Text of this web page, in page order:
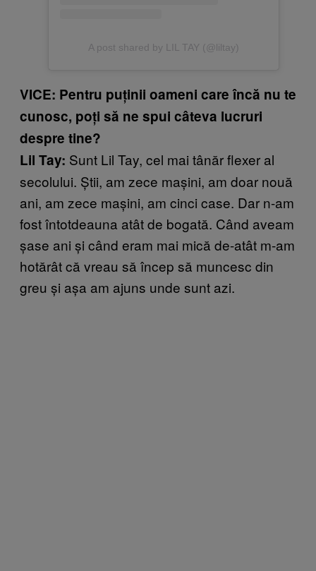
A post shared by LIL TAY (@liltay)
VICE: Pentru puținii oameni care încă nu te
cunosc, poți să ne spui câteva lucruri
despre tine?
Lil Tay: Sunt Lil Tay, cel mai tânăr flexer al
secolului. Știi, am zece mașini, am doar nouă
ani, am zece mașini, am cinci case. Dar n-am
fost întotdeauna atât de bogată. Când aveam
șase ani și când eram mai mică de-atât m-am
hotărât că vreau să încep să muncesc din
greu și așa am ajuns unde sunt azi.